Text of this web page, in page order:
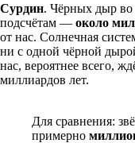
Сурдин. Чёрных дыр
подсчётам — около
от нас. Солнечная
ни с одной чёрной
нас, вероятнее всего,
миллиардов лет.
Для сравнения:
примерно